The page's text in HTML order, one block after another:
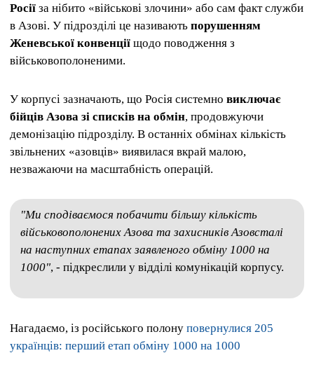
Росії за нібито «військові злочини» або сам факт служби
в Азові. У підрозділі це називають порушенням
Женевської конвенції щодо поводження з
військовополоненими.
У корпусі зазначають, що Росія системно виключає
бійців Азова зі списків на обмін, продовжуючи
демонізацію підрозділу. В останніх обмінах кількість
звільнених «азовців» виявилася вкрай малою,
незважаючи на масштабність операцій.
"Ми сподіваємося побачити більшу кількість
військовополонених Азова та захисників Азовсталі
на наступних етапах заявленого обміну 1000 на
1000", - підкреслили у відділі комунікацій корпусу.
Нагадаємо, із російського полону повернулися 205
українців: перший етап обміну 1000 на 1000